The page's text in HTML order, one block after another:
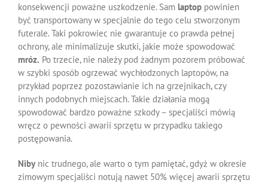
konsekwencji poważne uszkodzenie. Sam laptop powinien
być transportowany w specjalnie do tego celu stworzonym
futerale. Taki pokrowiec nie gwarantuje co prawda pełnej
ochrony, ale minimalizuje skutki, jakie może spowodować
mróz. Po trzecie, nie należy pod żadnym pozorem próbować
w szybki sposób ogrzewać wychłodzonych laptopów, na
przykład poprzez pozostawianie ich na grzejnikach, czy
innych podobnych miejscach. Takie działania mogą
spowodować bardzo poważne szkody – specjaliści mówią
wręcz o pewności awarii sprzętu w przypadku takiego
postępowania.
Niby nic trudnego, ale warto o tym pamiętać, gdyż w okresie
zimowym specjaliści notują nawet 50% więcej awarii sprzętu